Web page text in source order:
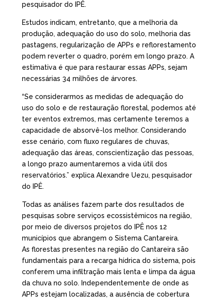
pesquisador do IPÊ.
Estudos indicam, entretanto, que a melhoria da
produção, adequação do uso do solo, melhoria das
pastagens, regularização de APPs e reflorestamento
podem reverter o quadro, porém em longo prazo. A
estimativa é que para restaurar essas APPs, sejam
necessárias 34 milhões de árvores.
“Se considerarmos as medidas de adequação do
uso do solo e de restauração florestal, podemos até
ter eventos extremos, mas certamente teremos a
capacidade de absorvê-los melhor. Considerando
esse cenário, com fluxo regulares de chuvas,
adequação das áreas, conscientização das pessoas,
a longo prazo aumentaremos a vida útil dos
reservatórios.” explica Alexandre Uezu, pesquisador
do IPÊ.
Todas as análises fazem parte dos resultados de
pesquisas sobre serviços ecossistêmicos na região,
por meio de diversos projetos do IPÊ nos 12
municípios que abrangem o Sistema Cantareira.
As florestas presentes na região do Cantareira são
fundamentais para a recarga hídrica do sistema, pois
conferem uma infiltração mais lenta e limpa da água
da chuva no solo. Independentemente de onde as
APPs estejam localizadas, a ausência de cobertura